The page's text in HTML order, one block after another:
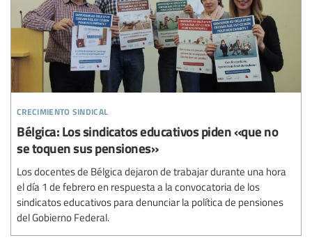
crecimiento sindical
Bélgica: Los sindicatos educativos piden «que no
se toquen sus pensiones»
Los docentes de Bélgica dejaron de trabajar durante una hora
el día 1 de febrero en respuesta a la convocatoria de los
sindicatos educativos para denunciar la política de pensiones
del Gobierno Federal.